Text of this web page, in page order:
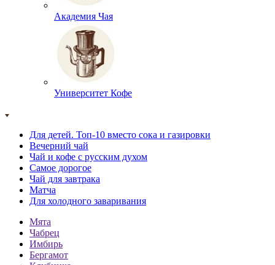
Академия Чая
Университет Кофе
Для детей. Топ-10 вместо сока и газировки
Вечерний чай
Чай и кофе с русским духом
Самое дорогое
Чай для завтрака
Матча
Для холодного заваривания
Мята
Чабрец
Имбирь
Бергамот